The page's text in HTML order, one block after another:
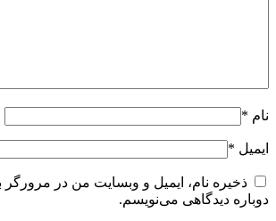
نام *
ایمیل *
ذخیره نام، ایمیل و وبسایت من در مرورگر
دوباره دیدگاهی می‌نویسم.